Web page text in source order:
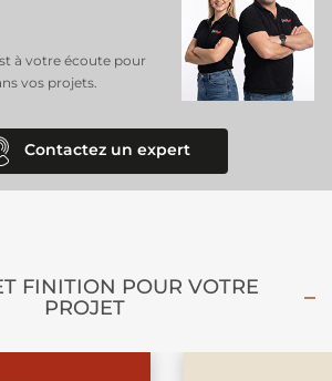
à votre écoute pour
vos projets.
Contactez un expert
FINITION POUR VOTRE
PROJET